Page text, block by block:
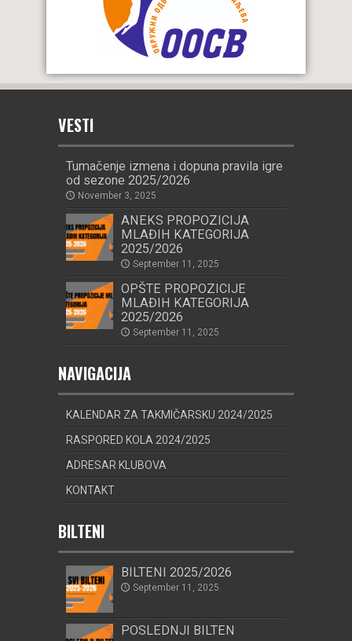
VESTI
Tumačenje izmena i dopuna pravila igre
od sezone 2025/2026
November 3, 2025
ANEKS PROPOZICIJA
MLAĐIH KATEGORIJA
2025/2026
September 11, 2025
OPŠTE PROPOZICIJE
MLAĐIH KATEGORIJA
2025/2026
September 11, 2025
NAVIGACIJA
KALENDAR ZA TAKMIČARSKU 2024/2025
RASPORED KOLA 2024/2025
ADRESAR KLUBOVA
KONTAKT
BILTENI
BILTENI 2025/2026
September 11, 2025
POSLEDNJI BILTEN